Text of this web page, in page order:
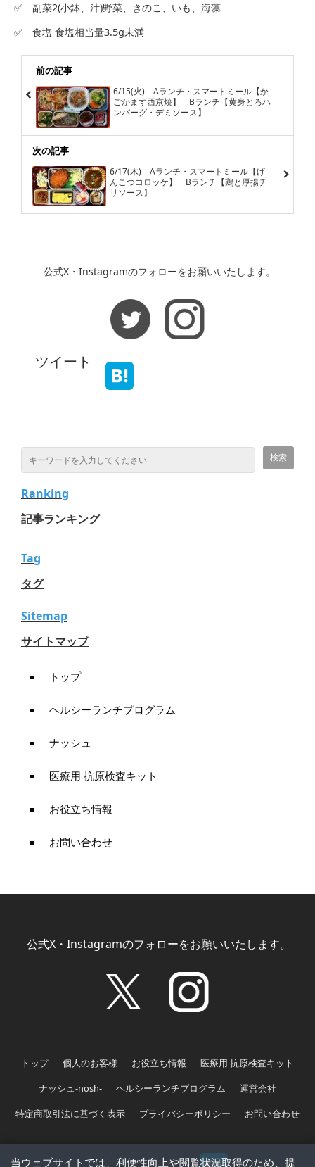
✅ 副菜2(小鉢、汁)野菜、きのこ、いも、海藻
✅ 食塩 食塩相当量3.5g未満
前の記事
6/15(火) Aランチ・スマートミール【か
ごかます西京焼】 Bランチ【黄身とろハ
ンバーグ・デミソース】
次の記事
6/17(木) Aランチ・スマートミール【げ
んこつコロッケ】 Bランチ【鶏と厚揚チ
リソース】
公式X・Instagramのフォローをお願いいたします。
ツイート
Ranking
記事ランキング
Tag
タグ
Sitemap
サイトマップ
トップ
ヘルシーランチプログラム
ナッシュ
医療用 抗原検査キット
お役立ち情報
お問い合わせ
公式X・Instagramのフォローをお願いいたします。
トップ 個人のお客様 お役立ち情報
医療用 抗原検査キット
ナッシュ-nosh-
ヘルシーランチプログラム
運営会社
特定商取引法に基づく表示
プライバシーポリシー お問い合わせ
ツイート